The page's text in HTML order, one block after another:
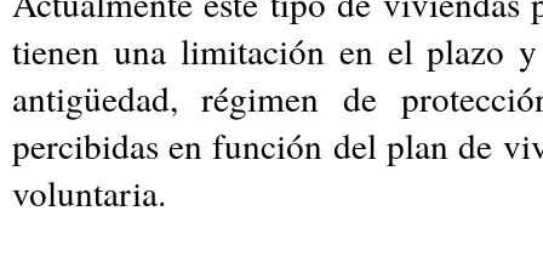
tienen una limitación en el plazo
antigüedad, régimen de
percibidas en función del plan de
voluntaria.